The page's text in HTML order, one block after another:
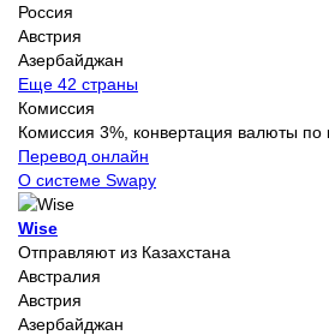
Россия
Австрия
Азербайджан
Еще 42 страны
Комиссия
Комиссия 3%, конвертация валюты по
Перевод онлайн
О системе Swapy
Wise
Отправляют из Казахстана
Австралия
Австрия
Азербайджан